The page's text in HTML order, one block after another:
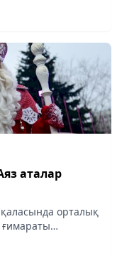
аталар
орталық
кезекті